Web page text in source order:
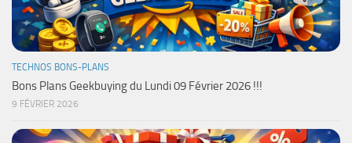
TECHNOS BONS-PLANS
Bons Plans Geekbuying du Lundi 09 Février 2026 !!!
9 FÉVRIER 2026